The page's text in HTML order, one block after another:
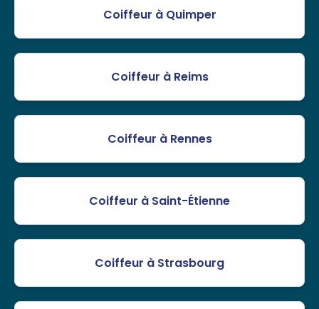
Coiffeur à Quimper
Coiffeur à Reims
Coiffeur à Rennes
Coiffeur à Saint-Étienne
Coiffeur à Strasbourg